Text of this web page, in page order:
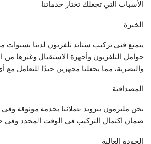
الأسباب التي تجعلك تختار خدماتنا
الخبرة
يتمتع فني تركيب ستاند تلفزيون لدينا
حوامل التلفزيون وأجهزة الاستقبال وغيرها من
والبصرية، مما يجعلنا مجهزين جيدًا للتعامل مع
المصداقية
نحن ملتزمون بتزويد عملائنا بخدمة موثوقة
ضمان اكتمال التركيب في الوقت المحدد وفي
الجودة العالية